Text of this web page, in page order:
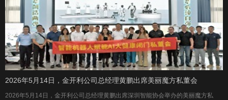
2026年5月14日，金开利公司总经理黄鹏出席美丽魔方私董会
2026年5月14日，金开利公司总经理黄鹏出席深圳智能协会举办的美丽魔方私